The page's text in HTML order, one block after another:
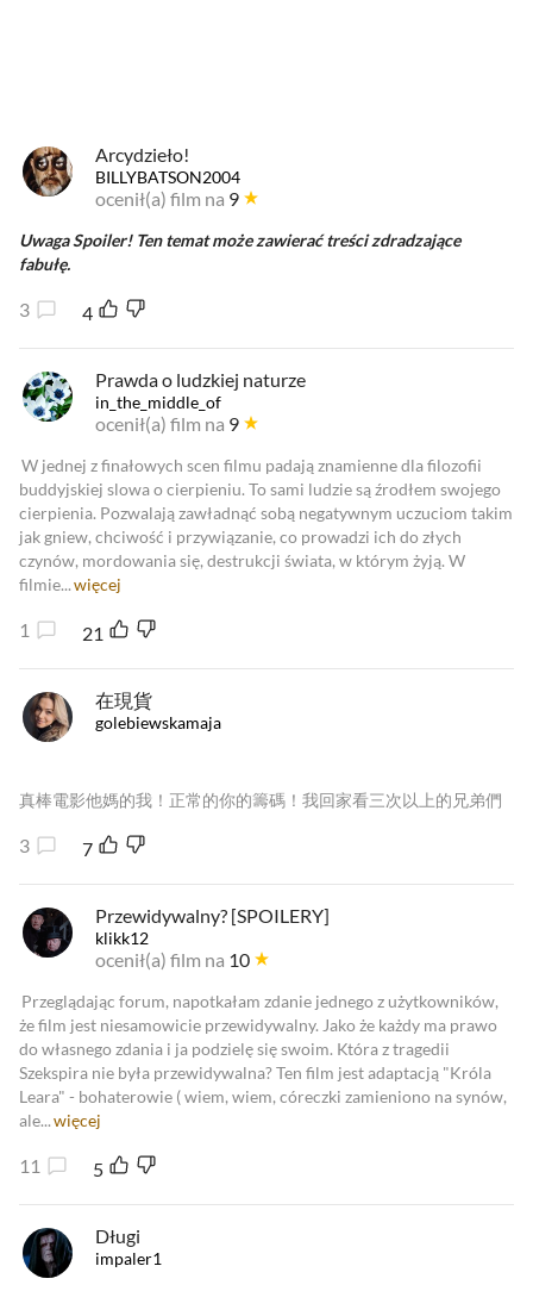
Arcydzieło!
BILLYBATSON2004
ocenił(a) film na 9
Uwaga Spoiler! Ten temat może zawierać treści zdradzające
fabułę.
3 4
Prawda o ludzkiej naturze
in_the_middle_of
ocenił(a) film na 9
W jednej z finałowych scen filmu padają znamienne dla filozofii
buddyjskiej slowa o cierpieniu. To sami ludzie są źrodłem swojego
cierpienia. Pozwalają zawładnąć sobą negatywnym uczuciom takim
jak gniew, chciwość i przywiązanie, co prowadzi ich do złych
czynów, mordowania się, destrukcji świata, w którym żyją. W
filmie...więcej
1 21
在現貨
golebiewskamaja
真棒電影他媽的我！正常的你的籌碼！我回家看三次以上的兄弟們
3 7
Przewidywalny? [SPOILERY]
klikk12
ocenił(a) film na 10
Przeglądając forum, napotkałam zdanie jednego z użytkowników,
że film jest niesamowicie przewidywalny. Jako że każdy ma prawo
do własnego zdania i ja podzielę się swoim. Która z tragedii
Szekspira nie była przewidywalna? Ten film jest adaptacją "Króla
Leara" - bohaterowie ( wiem, wiem, córeczki zamieniono na synów,
ale...więcej
11 5
Długi
impaler1